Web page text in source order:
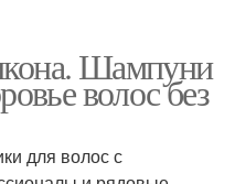
Шампуни
волос без
для волос с